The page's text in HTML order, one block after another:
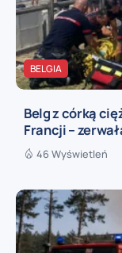
BELGIA
Belg z córką
Francji –
46 Wyświetleń